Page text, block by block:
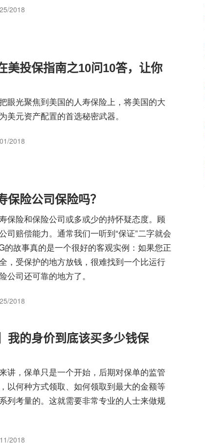
2018
美投保指南之10问10答，让你
眼光聚焦到美国的人寿保险上，将美国的大
美元资产配置的首选秘密武器。
2018
保险公司保险吗？
保险和保险公司或多或少的持怀疑态度。顾
司赔偿能力。通常我们一听到“保证”二字就会
的故事真的是一个很好的客观实例：如果您正
，受保护的地方放钱，很难找到一个比运行
公司还可靠的地方了。
2018
我的身价到底该买多少钱保
讲，保单只是一个开始，后期对保单的监管
以何种方式领取、如何领取到最大的金额等
列考量的。这就需要非常专业的人士来做规
2018